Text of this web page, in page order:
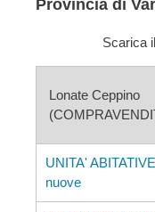
Provincia di
Scarica
Lonate Ceppino
UNITA'
nuove